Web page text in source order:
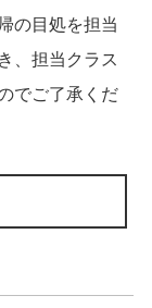
の目処を担当
、担当クラス
でご了承くだ